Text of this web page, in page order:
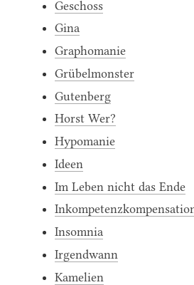
Geschoss
Gina
Graphomanie
Grübelmonster
Gutenberg
Horst Wer?
Hypomanie
Ideen
Im Leben nicht das Ende
Insomnia
Irgendwann
Kamelien